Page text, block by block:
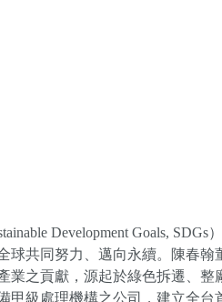
Development Goals, SDGs
共同努力、邁向永續。陳春翰
業之貢獻，源起於綠色拆遷、整
甲級處理機構之公司，建立全